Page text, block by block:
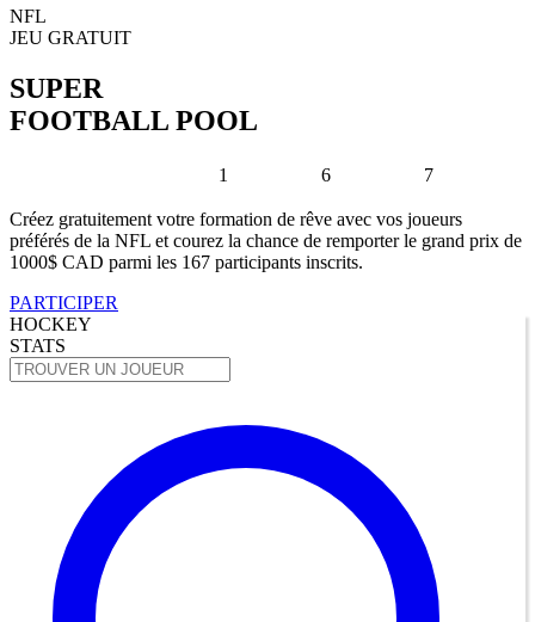
NFL
JEU GRATUIT
SUPER
FOOTBALL POOL
1 6 7
Créez gratuitement votre formation de rêve avec vos joueurs
préférés de la NFL et courez la chance de remporter le grand prix de
1000$ CAD parmi les 167 participants inscrits.
PARTICIPER
HOCKEY
STATS